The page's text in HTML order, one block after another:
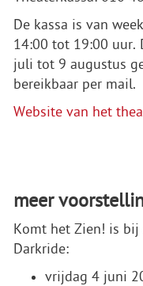
De kassa is van
14:00 tot 19:00 uur.
juli tot 9 augustus
bereikbaar per mail.
Website van het
meer
Komt het Zien! is
Darkride:
vrijdag 4 juni